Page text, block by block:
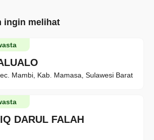
ingin melihat
Mambi, Kab. Mamasa, Sulawesi Barat
DARUL FALAH